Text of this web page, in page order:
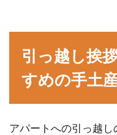
引っ越し挨
すめの手土
アパートへの引っ越